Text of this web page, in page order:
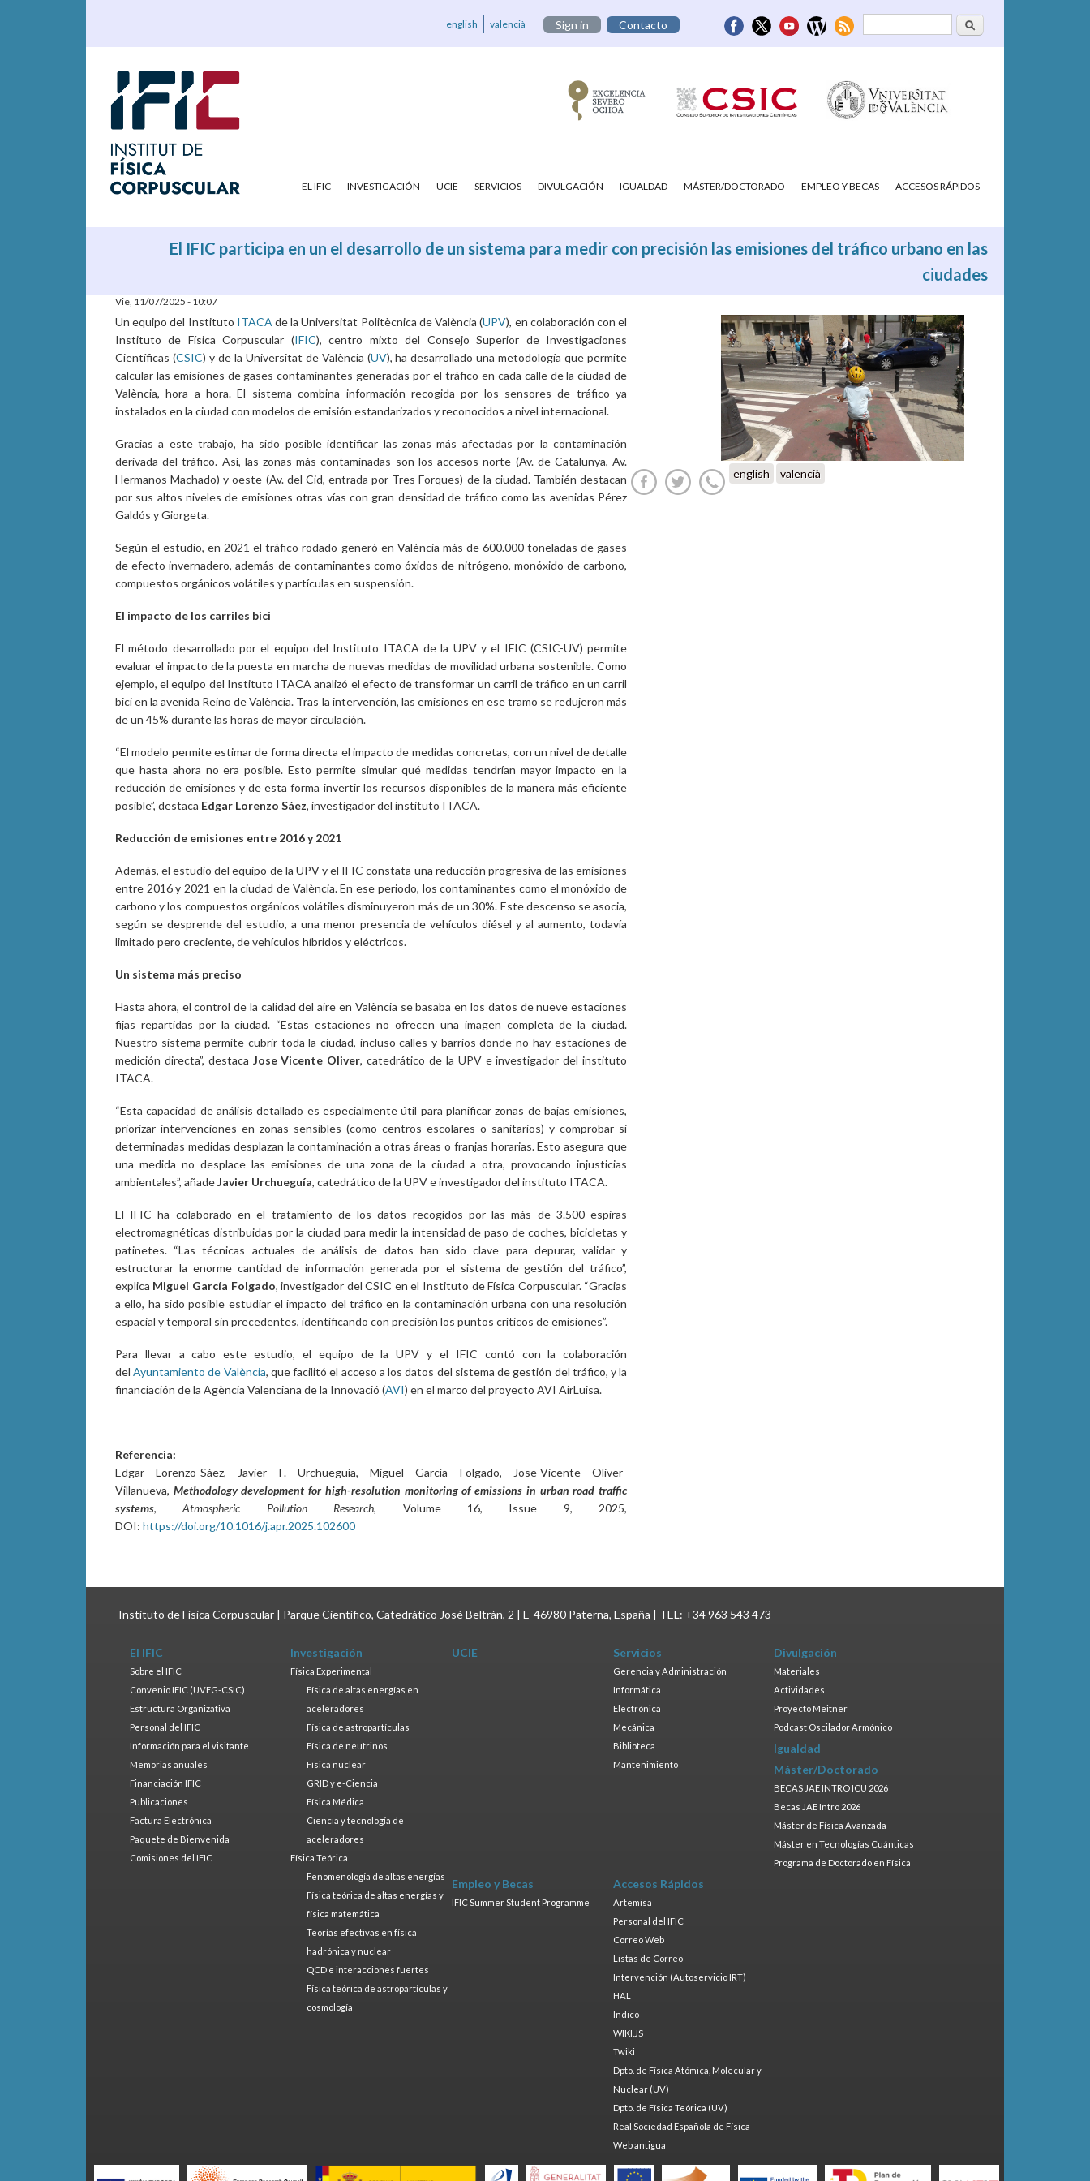
Formulario deBuscar
english valencià Sign in Contacto
EL IFIC INVESTIGACIÓN UCIE SERVICIOS DIVULGACIÓN IGUALDAD MÁSTER/DOCTORADO EMPLEO Y BECAS ACCESOS RÁPIDOS
El IFIC participa en un el desarrollo de un sistema para medir con precisión las emisiones del tráfico urbano en las
ciudades
Vie, 11/07/2025 - 10:07
Un equipo del Instituto ITACA de la Universitat Politècnica de València (UPV), en colaboración con el
Instituto de Física Corpuscular (IFIC), centro mixto del Consejo Superior de Investigaciones
Científicas (CSIC) y de la Universitat de València (UV), ha desarrollado una metodología que permite
calcular las emisiones de gases contaminantes generadas por el tráfico en cada calle de la ciudad de
València, hora a hora. El sistema combina información recogida por los sensores de tráfico ya
instalados en la ciudad con modelos de emisión estandarizados y reconocidos a nivel internacional.
Gracias a este trabajo, ha sido posible identificar las zonas más afectadas por la contaminación
derivada del tráfico. Así, las zonas más contaminadas son los accesos norte (Av. de Catalunya, Av.
Hermanos Machado) y oeste (Av. del Cid, entrada por Tres Forques) de la ciudad. También destacan
por sus altos niveles de emisiones otras vías con gran densidad de tráfico como las avenidas Pérez
Galdós y Giorgeta.
Según el estudio, en 2021 el tráfico rodado generó en València más de 600.000 toneladas de gases
de efecto invernadero, además de contaminantes como óxidos de nitrógeno, monóxido de carbono,
compuestos orgánicos volátiles y partículas en suspensión.
El impacto de los carriles bici
El método desarrollado por el equipo del Instituto ITACA de la UPV y el IFIC (CSIC-UV) permite
evaluar el impacto de la puesta en marcha de nuevas medidas de movilidad urbana sostenible. Como
ejemplo, el equipo del Instituto ITACA analizó el efecto de transformar un carril de tráfico en un carril
bici en la avenida Reino de València. Tras la intervención, las emisiones en ese tramo se redujeron más
de un 45% durante las horas de mayor circulación.
“El modelo permite estimar de forma directa el impacto de medidas concretas, con un nivel de detalle
que hasta ahora no era posible. Esto permite simular qué medidas tendrían mayor impacto en la
reducción de emisiones y de esta forma invertir los recursos disponibles de la manera más eficiente
posible”, destaca Edgar Lorenzo Sáez, investigador del instituto ITACA.
Reducción de emisiones entre 2016 y 2021
Además, el estudio del equipo de la UPV y el IFIC constata una reducción progresiva de las emisiones
entre 2016 y 2021 en la ciudad de València. En ese periodo, los contaminantes como el monóxido de
carbono y los compuestos orgánicos volátiles disminuyeron más de un 30%. Este descenso se asocia,
según se desprende del estudio, a una menor presencia de vehículos diésel y al aumento, todavía
limitado pero creciente, de vehículos híbridos y eléctricos.
Un sistema más preciso
Hasta ahora, el control de la calidad del aire en València se basaba en los datos de nueve estaciones
fijas repartidas por la ciudad. “Estas estaciones no ofrecen una imagen completa de la ciudad.
Nuestro sistema permite cubrir toda la ciudad, incluso calles y barrios donde no hay estaciones de
medición directa”, destaca Jose Vicente Oliver, catedrático de la UPV e investigador del instituto
ITACA.
“Esta capacidad de análisis detallado es especialmente útil para planificar zonas de bajas emisiones,
priorizar intervenciones en zonas sensibles (como centros escolares o sanitarios) y comprobar si
determinadas medidas desplazan la contaminación a otras áreas o franjas horarias. Esto asegura que
una medida no desplace las emisiones de una zona de la ciudad a otra, provocando injusticias
ambientales”, añadeJavier Urchueguía, catedrático de la UPV e investigador del instituto ITACA.
El IFIC ha colaborado en el tratamiento de los datos recogidos por las más de 3.500 espiras
electromagnéticas distribuidas por la ciudad para medir la intensidad de paso de coches, bicicletas y
patinetes. “Las técnicas actuales de análisis de datos han sido clave para depurar, validar y
estructurar la enorme cantidad de información generada por el sistema de gestión del tráfico”,
explica Miguel García Folgado, investigador del CSIC en el Instituto de Física Corpuscular. “Gracias
a ello, ha sido posible estudiar el impacto del tráfico en la contaminación urbana con una resolución
espacial y temporal sin precedentes, identificando con precisión los puntos críticos de emisiones”.
Para llevar a cabo este estudio, el equipo de la UPV y el IFIC contó con la colaboración
delAyuntamiento de València, que facilitó el acceso a los datos del sistema de gestión del tráfico, y la
financiación de la Agència Valenciana de la Innovació (AVI) en el marco del proyecto AVI AirLuisa.
Referencia:
Edgar Lorenzo-Sáez, Javier F. Urchueguía, Miguel García Folgado, Jose-Vicente Oliver-
Villanueva, Methodology development for high-resolution monitoring of emissions in urban road traffic
systems,Atmospheric Pollution Research, Volume 16, Issue 9, 2025,
DOI: https://doi.org/10.1016/j.apr.2025.102600
english valencià
Instituto de Física Corpuscular | Parque Científico, Catedrático José Beltrán, 2 | E-46980 Paterna, España | TEL: +34 963 543 473
El IFIC
Sobre el IFIC
Convenio IFIC (UVEG-CSIC)
Estructura Organizativa
Personal del IFIC
Información para el visitante
Memorias anuales
Financiación IFIC
Publicaciones
Factura Electrónica
Paquete de Bienvenida
Comisiones del IFIC
Investigación
Física Experimental
Física de altas energías en
aceleradores
Física de astropartículas
Física de neutrinos
Física nuclear
GRID y e-Ciencia
Física Médica
Ciencia y tecnología de
aceleradores
Física Teórica
Fenomenología de altas energías
Física teórica de altas energías y
física matemática
Teorías efectivas en física
hadrónica y nuclear
QCD e interacciones fuertes
Física teórica de astropartículas y
cosmología
UCIE Servicios
Gerencia y Administración
Informática
Electrónica
Mecánica
Biblioteca
Mantenimiento
Divulgación
Materiales
Actividades
Proyecto Meitner
Podcast Oscilador Armónico
Igualdad
Máster/Doctorado
BECAS JAE INTRO ICU 2026
Becas JAE Intro 2026
Máster de Física Avanzada
Máster en Tecnologías Cuánticas
Programa de Doctorado en Física
Empleo y Becas
IFIC Summer Student Programme
Accesos Rápidos
Artemisa
Personal del IFIC
Correo Web
Listas de Correo
Intervención (Autoservicio IRT)
HAL
Indico
WIKI.JS
Twiki
Dpto. de Física Atómica, Molecular y
Nuclear (UV)
Dpto. de Física Teórica (UV)
Real Sociedad Española de Física
Web antigua